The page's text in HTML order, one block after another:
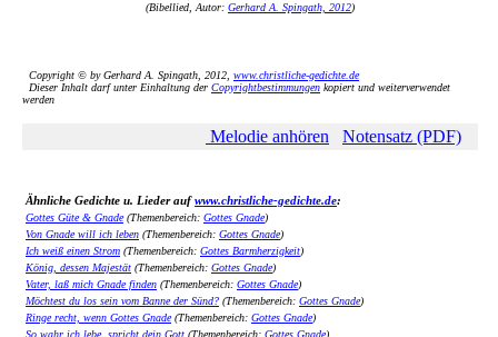
(Bibellied, Autor: Gerhard A. Spingath, 2012)
Copyright © by Gerhard A. Spingath, 2012, www.christliche-gedichte.de
Dieser Inhalt darf unter Einhaltung der Copyrightbestimmungen kopiert und weiterverwendet
werden
Melodie anhören Notensatz (PDF)
Ähnliche Gedichte u. Lieder aufwww.christliche-gedichte.de:
Gottes Güte & Gnade(Themenbereich: Gottes Gnade)
Von Gnade will ich leben (Themenbereich: Gottes Gnade)
Ich weiß einen Strom (Themenbereich: Gottes Barmherzigkeit)
König, dessen Majestät (Themenbereich: Gottes Gnade)
Vater, laß mich Gnade finden (Themenbereich: Gottes Gnade)
Möchtest du los sein vom Banne der Sünd? (Themenbereich: Gottes Gnade)
Ringe recht, wenn Gottes Gnade(Themenbereich: Gottes Gnade)